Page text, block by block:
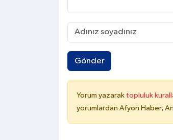
Gönder
Yorum yazarak topluluk
yorumlardan Afyon Haber,